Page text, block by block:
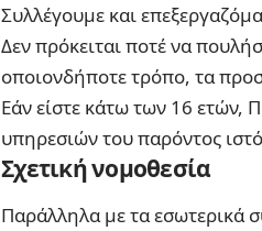
Συλλέγουμε και
Δεν πρόκειται ποτέ να
οποιονδήποτε τρόπο, τα
Εάν είστε κάτω των 16 ετών,
υπηρεσιών του παρόντος
Σχετική νομοθεσία
Παράλληλα με τα εσωτερικά